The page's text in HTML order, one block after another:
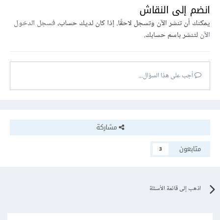
انضم إلى النقاش
يمكنك أن تنشر الآن وتسجل لاحقًا. إذا كان لديك حساب،فسجل الدخول
الآنلتنشر باسم حسابك.
أجب على هذا السؤال...
مشاركة
متابعون
3
اذهب إلى قائمة الأسئلة